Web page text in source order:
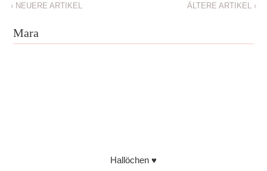
‹NEUERE ARTIKEL ÄLTERE ARTIKEL ›
Mara
Hallöchen ♥